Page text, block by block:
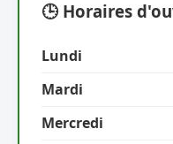
🕒 Horaires
Lundi
Mardi
Mercredi